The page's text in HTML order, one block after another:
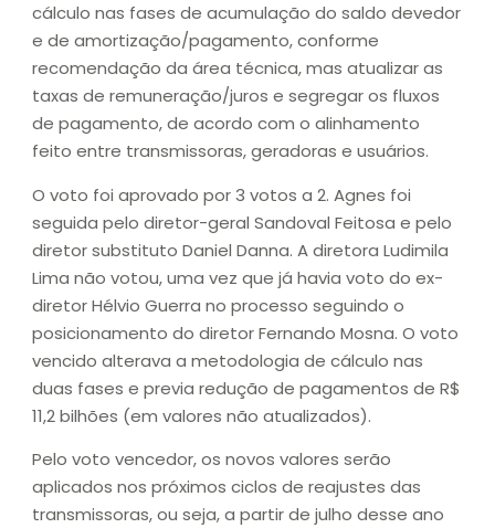
cálculo nas fases de acumulação do saldo devedor
e de amortização/pagamento, conforme
recomendação da área técnica, mas atualizar as
taxas de remuneração/juros e segregar os fluxos
de pagamento, de acordo com o alinhamento
feito entre transmissoras, geradoras e usuários.
O voto foi aprovado por 3 votos a 2. Agnes foi
seguida pelo diretor-geral Sandoval Feitosa e pelo
diretor substituto Daniel Danna. A diretora Ludimila
Lima não votou, uma vez que já havia voto do ex-
diretor Hélvio Guerra no processo seguindo o
posicionamento do diretor Fernando Mosna. O voto
vencido alterava a metodologia de cálculo nas
duas fases e previa redução de pagamentos de R$
11,2 bilhões (em valores não atualizados).
Pelo voto vencedor, os novos valores serão
aplicados nos próximos ciclos de reajustes das
transmissoras, ou seja, a partir de julho desse ano